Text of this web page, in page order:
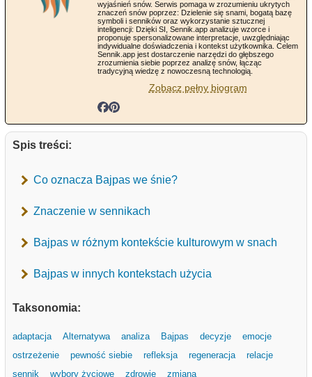
wyjaśnień snów. Serwis pomaga w zrozumieniu ukrytych
znaczeń snów poprzez: Dzielenie się snami, bogatą bazę
symboli i senników oraz wykorzystanie sztucznej
inteligencji: Dzięki SI, Sennik.app analizuje wzorce i
proponuje spersonalizowane interpretacje, uwzględniając
indywidualne doświadczenia i kontekst użytkownika. Celem
Sennik.app jest dostarczenie narzędzi do głębszego
zrozumienia siebie poprzez analizę snów, łącząc
tradycyjną wiedzę z nowoczesną technologią.
Zobacz pełny biogram
Spis treści:
Co oznacza Bajpas we śnie?
Znaczenie w sennikach
Bajpas w różnym kontekście kulturowym w snach
Bajpas w innych kontekstach użycia
Taksonomia:
adaptacja Alternatywa analiza Bajpas decyzje
emocje
ostrzeżenie
pewność siebie refleksja regeneracja
relacje
sennik
wybory życiowe zdrowie zmiana